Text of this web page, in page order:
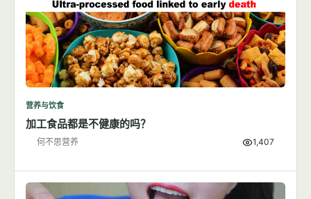
营养与饮食
加工食品都是不健康的吗？
何不思营养 1,407